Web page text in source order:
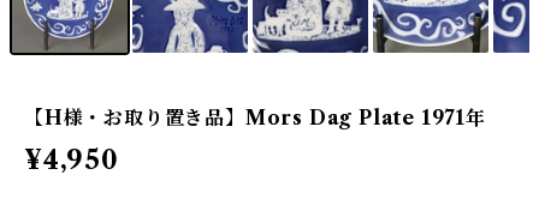
【H様・お取り置き品】Mors Dag Plate 1971年
¥4,950